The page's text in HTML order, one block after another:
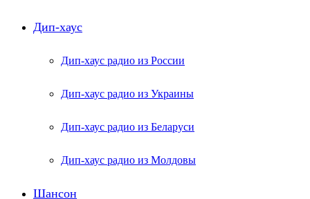
Дип-хаус
Дип-хаус радио из России
Дип-хаус радио из Украины
Дип-хаус радио из Беларуси
Дип-хаус радио из Молдовы
Шансон